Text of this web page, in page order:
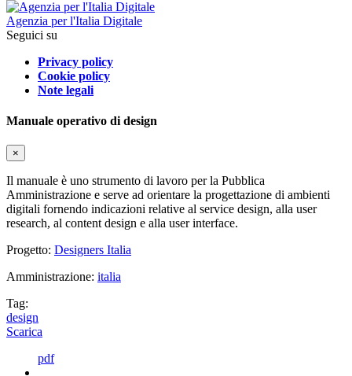
Agenzia per l'Italia Digitale
Seguici su
Privacy policy
Cookie policy
Note legali
Manuale operativo di design
×
Il manuale è uno strumento di lavoro per la Pubblica
Amministrazione e serve ad orientare la progettazione di ambienti
digitali fornendo indicazioni relative al service design, alla user
research, al content design e alla user interface.
Progetto: Designers Italia
Amministrazione: italia
Tag:
design
Scarica
pdf